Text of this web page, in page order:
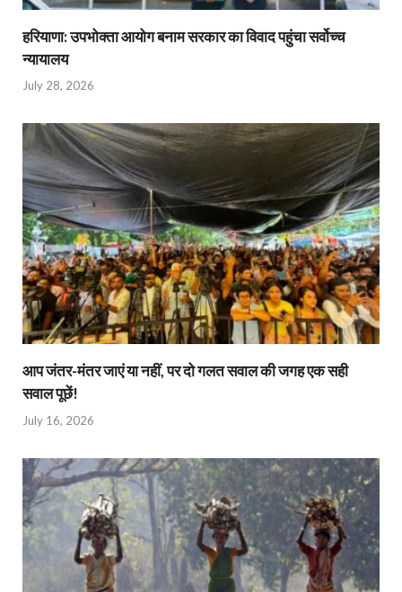
हरियाणा: उपभोक्ता आयोग बनाम सरकार का विवाद पहुंचा सर्वोच्च
न्यायालय
July 28, 2026
आप जंतर-मंतर जाएं या नहीं, पर दो गलत सवाल की जगह एक सही
सवाल पूछें!
July 16, 2026